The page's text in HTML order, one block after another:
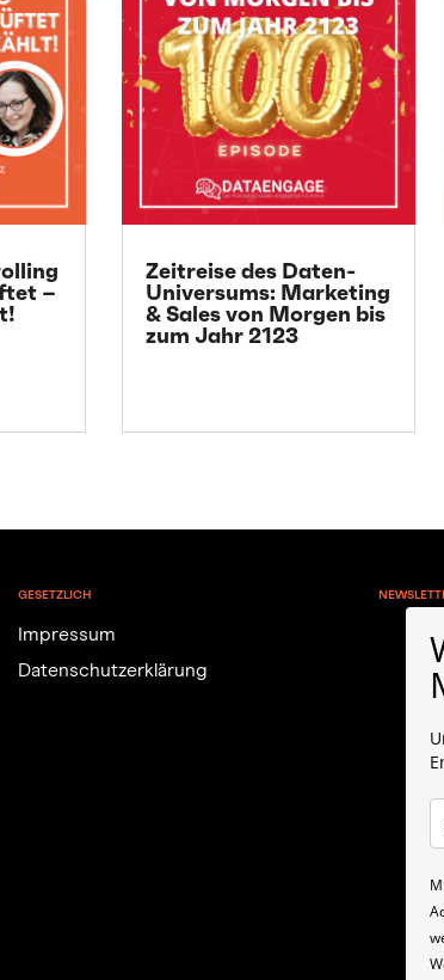
–
Zeitreise des Daten-
Universums: Marketing
& Sales von Morgen bis
zum Jahr 2123
GESETZLICH
Impressum
Datenschutzerklärung